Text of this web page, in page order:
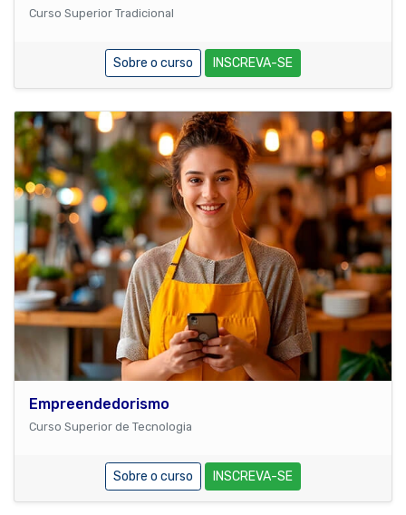
Curso Superior Tradicional
Sobre o curso INSCREVA-SE
Empreendedorismo
Curso Superior de Tecnologia
Sobre o curso INSCREVA-SE